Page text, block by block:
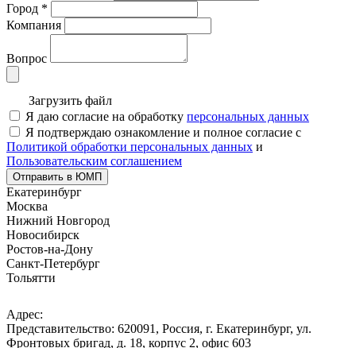
Город *
Компания
Вопрос
Загрузить файл
Я даю согласие на обработку персональных данных
Я подтверждаю ознакомление и полное согласие с
Политикой обработки персональных данных и
Пользовательским соглашением
Отправить в ЮМП
Екатеринбург
Москва
Нижний Новгород
Новосибирск
Ростов-на-Дону
Санкт-Петербург
Тольятти
Адрес:
Представительство: 620091, Россия, г. Екатеринбург, ул.
Фронтовых бригад, д. 18, корпус 2, офис 603